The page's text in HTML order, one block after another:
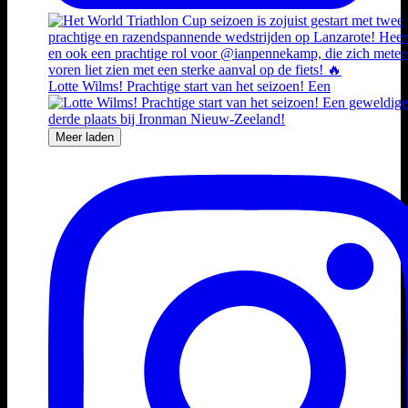
Lotte Wilms! Prachtige start van het seizoen! Een
Meer laden